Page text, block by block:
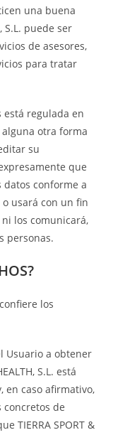
una buena
S.L. puede ser
de asesores,
para tratar
regulada en
otra forma
su
que
conforme a
usará con un fin
los comunicará,
personas.
los
Usuario a obtener
S.L. está
en caso afirmativo,
de
TIERRA SPORT &